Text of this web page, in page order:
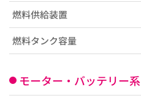
燃料供給装置
燃料タンク容量
モーター・バッテリー系